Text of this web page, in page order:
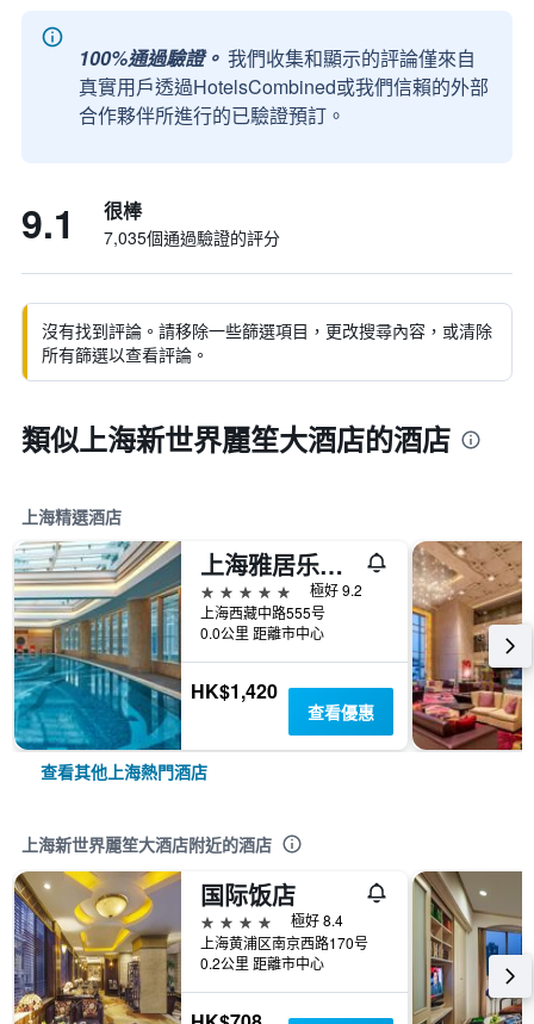
100%通過驗證。 我們收集和顯示的評論僅來自
真實用戶透過HotelsCombined或我們信賴的外部
合作夥伴所進行的已驗證預訂。
9.1 很棒
7,035個通過驗證的評分
沒有找到評論。請移除一些篩選項目，更改搜尋內容，或清除
所有篩選以查看評論。
類似上海新世界麗笙大酒店的酒店
上海精選酒店
上海雅居乐万豪侯爵酒店
5星級
極好 9.2
上海西藏中路555号
0.0公里 距離市中心
HK$1,420
查看優惠
查看其他上海熱門酒店
上海新世界麗笙大酒店附近的酒店
国际饭店
4星級
極好 8.4
上海黄浦区南京西路170号
0.2公里 距離市中心